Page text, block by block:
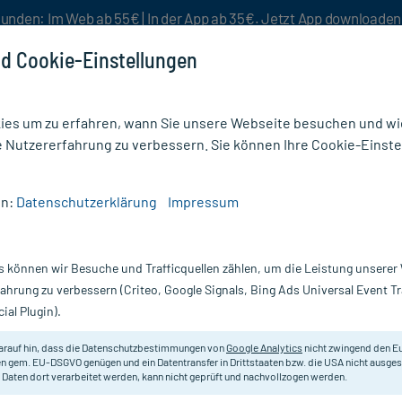
Im Web ab 55€ | In der App ab 35€. Jetzt App downloaden
Unterstützend
ist nicht immer leicht. Sport allein reicht meist nicht
ist die Ernährung. Unterstützende Produkte sind dabei z.B.
und verschiedene Möglichkeiten seine Ernährung im
online mit wenigen Klicks die richtigenDiät-Produkte
für
Cookie-Einstellungen
um zu erfahren, wann Sie unsere Webseite besuchen und
Nutzererfahrung zu verbessern. Sie können Ihre Cookie-
Datenschutzerklärung Impressum
können wir Besuche und Trafficquellen zählen, um die Leistung unserer
zu verbessern (Criteo, Google Signals, Bing Ads Universal Event
Plugin).
hin, dass die Datenschutzbestimmungen vonGoogle Analytics nicht zwingend den
gem. EU-DSGVO genügen und ein Datentransfer in Drittstaaten bzw. die USA nicht
Daten dort verarbeitet werden, kann nicht geprüft und nachvollzogen werden.